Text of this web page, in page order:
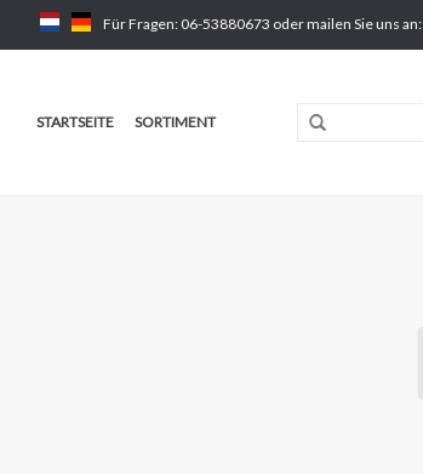
Für Fragen: 06-53880673 oder mailen Sie uns an:
STARTSEITE SORTIMENT